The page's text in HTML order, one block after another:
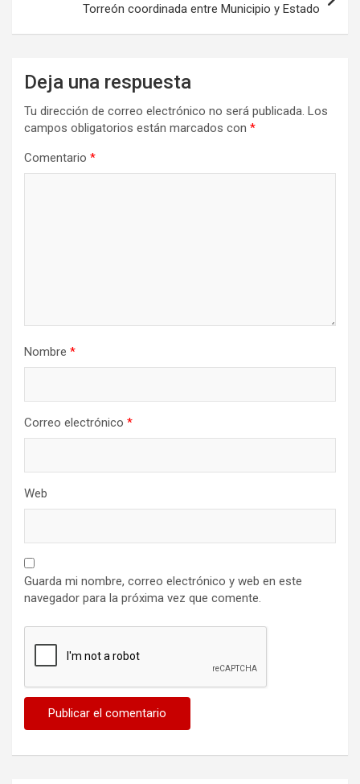
Torreón coordinada entre Municipio y Estado
Deja una respuesta
Tu dirección de correo electrónico no será publicada. Los
campos obligatorios están marcados con *
Comentario *
Nombre *
Correo electrónico *
Web
Guarda mi nombre, correo electrónico y web en este
navegador para la próxima vez que comente.